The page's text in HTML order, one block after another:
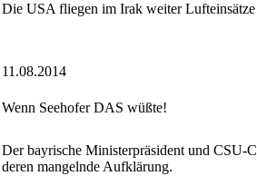
Die USA fliegen im Irak weiter
11.08.2014
Wenn Seehofer DAS wüßte!
Der bayrische Ministerpräsident und CSU-
deren mangelnde Aufklärung.